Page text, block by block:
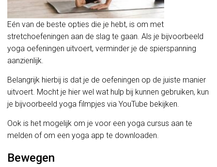
Eén van de beste opties die je hebt, is om met
stretchoefeningen aan de slag te gaan. Als je bijvoorbeeld
yoga oefeningen uitvoert, verminder je de spierspanning
aanzienlijk.
Belangrijk hierbij is dat je de oefeningen op de juiste manier
uitvoert. Mocht je hier wel wat hulp bij kunnen gebruiken, kun
je bijvoorbeeld yoga filmpjes via YouTube bekijken.
Ook is het mogelijk om je voor een yoga cursus aan te
melden of om een yoga app te downloaden.
Bewegen